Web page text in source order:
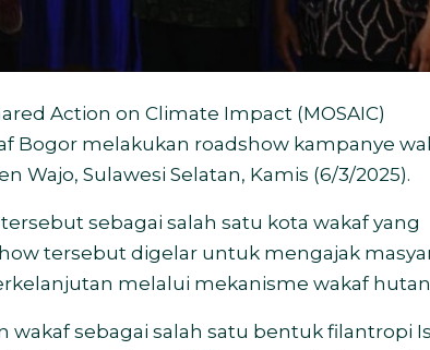
Action on Climate Impact (MOSAIC)
Bogor melakukan roadshow kampanye
Wajo, Sulawesi Selatan, Kamis (6/3/2025).
sebagai salah satu kota wakaf yang
tersebut digelar untuk mengajak
melalui mekanisme wakaf
sebagai salah satu bentuk filantropi